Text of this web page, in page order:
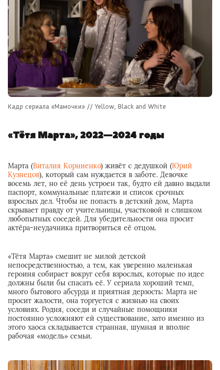
Кадр сериала «Мамочки» // Yellow, Black and White
«Тётя Марта», 2022—2024 годы
Марта (Виталия Корниенко) живёт с дедушкой (Юрий
Кузнецов), который сам нуждается в заботе. Девочке
восемь лет, но её день устроен так, будто ей давно выдали
паспорт, коммунальные платежи и список срочных
взрослых дел. Чтобы не попасть в детский дом, Марта
скрывает правду от учительницы, участковой и слишком
любопытных соседей. Для убедительности она просит
актёра-неудачника притвориться её отцом.
«Тётя Марта» смешит не милой детской
непосредственностью, а тем, как уверенно маленькая
героиня собирает вокруг себя взрослых, которые по идее
должны были бы спасать её. У сериала хороший темп,
много бытового абсурда и приятная дерзость: Марта не
просит жалости, она торгуется с жизнью на своих
условиях. Родня, соседи и случайные помощники
постоянно усложняют ей существование, зато именно из
этого хаоса складывается странная, шумная и вполне
рабочая «модель» семьи.